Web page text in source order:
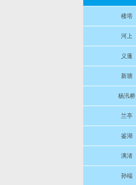
楼塔
河上
义蓬
新塘
杨汛桥
兰亭
鉴湖
漓渚
孙端